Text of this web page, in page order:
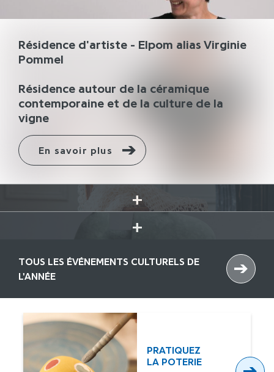
Résidence d'artiste - Elpom alias Virginie
Pommel
Résidence autour de la céramique
contemporaine et de la culture de la
vigne
En savoir plus
TOUS LES ÉVÉNEMENTS CULTURELS DE
L'ANNÉE
ICI
PRATIQUEZ
LA POTERIE